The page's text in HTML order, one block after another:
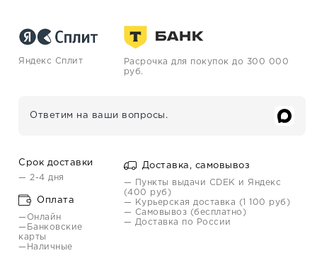
Яндекс Сплит
Расрочка для покупок до 300 000
руб.
Ответим на ваши вопросы.
Срок доставки
— 2-4 дня
Оплата
—Онлайн
—Банковские
карты
—Наличные
Доставка, самовывоз
— Пункты выдачи CDEK и Яндекс
(400 руб)
— Курьерская доставка (1 100 руб)
— Самовывоз (бесплатно)
— Доставка по России